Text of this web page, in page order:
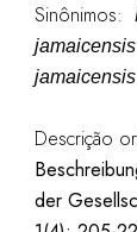
Sinônimos:
jamaicensis
jamaicensis
Descrição
der